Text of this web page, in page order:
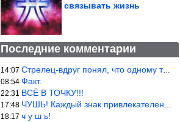
связывать жизнь
Последние комментарии
14:07 Стрелец-вдруг понял, что одному то и жить легче.
08:54 Факт.
22:31 ВСЁ В ТОЧКУ!!!
17:48 ЧУШЬ! Каждый знак привлекателен! И среди Весов, Близнецов встреч
18:17 ч у ш ь!